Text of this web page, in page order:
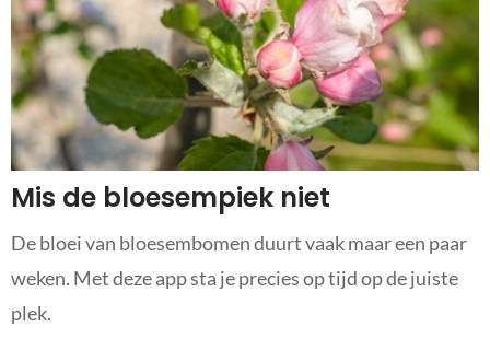
Mis de bloesempiek niet
De bloei van bloesembomen duurt vaak maar een paar
weken. Met deze app sta je precies op tijd op de juiste
plek.